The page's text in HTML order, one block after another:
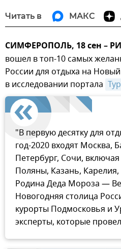
Читать в МАКС
CИМФЕРОПОЛЬ, 18 сен –
вошел в топ-10 самых
России для отдыха на
в исследовании портала
"В первую десятку для
год-2020 входят Москва,
Петербург, Сочи,
Поляны, Казань,
Родина Деда Мороза —
Новогодняя столица
курорты Подмосковья и
эксперты, которые